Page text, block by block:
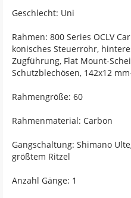
Geschlecht: Uni
Rahmen: 800 Series OCLV
konisches Steuerrohr,
Zugführung, Flat Mount-
Schutzblechösen, 142x12
Rahmengröße: 60
Rahmenmaterial: Carbon
Gangschaltung: Shimano
größtem Ritzel
Anzahl Gänge: 1